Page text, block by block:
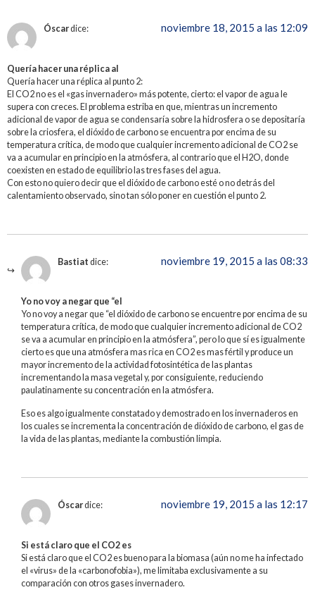
Óscardice: noviembre 18, 2015 a las 12:09
Quería hacer una réplica al
Quería hacer una réplica al punto 2:
El CO2 no es el «gas invernadero» más potente, cierto: el vapor de agua le
supera con creces. El problema estriba en que, mientras un incremento
adicional de vapor de agua se condensaría sobre la hidrosfera o se depositaría
sobre la criosfera, el dióxido de carbono se encuentra por encima de su
temperatura crítica, de modo que cualquier incremento adicional de CO2 se
va a acumular en principio en la atmósfera, al contrario que el H2O, donde
coexisten en estado de equilibrio las tres fases del agua.
Con esto no quiero decir que el dióxido de carbono esté o no detrás del
calentamiento observado, sino tan sólo poner en cuestión el punto 2.
Bastiat dice: noviembre 19, 2015 a las 08:33
Yo no voy a negar que “el
Yo no voy a negar que “el dióxido de carbono se encuentre por encima de su
temperatura crítica, de modo que cualquier incremento adicional de CO2
se va a acumular en principio en la atmósfera”, pero lo que sí es igualmente
cierto es que una atmósfera mas rica en CO2 es mas fértil y produce un
mayor incremento de la actividad fotosintética de las plantas
incrementando la masa vegetal y, por consiguiente, reduciendo
paulatinamente su concentración en la atmósfera.
Eso es algo igualmente constatado y demostrado en los invernaderos en
los cuales se incrementa la concentración de dióxido de carbono, el gas de
la vida de las plantas, mediante la combustión limpia.
Óscardice: noviembre 19, 2015 a las 12:17
Si está claro que el CO2 es
Si está claro que el CO2 es bueno para la biomasa (aún no me ha infectado
el «virus» de la «carbonofobia»), me limitaba exclusivamente a su
comparación con otros gases invernadero.